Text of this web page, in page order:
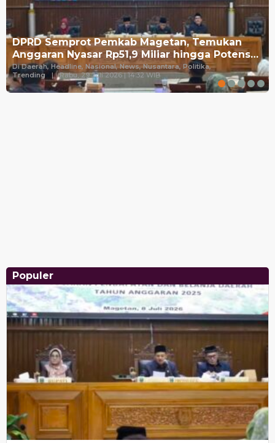
DPRD Semprot Pemkab Magetan, Temukan
Anggaran Nyasar Rp51,9 Miliar hingga Potens…
Di Daerah, Headline, Nasional, News, Nusantara, Politika,
Trending
| Rabu, 29 Juli 2026 | 14:32 WIB
Populer